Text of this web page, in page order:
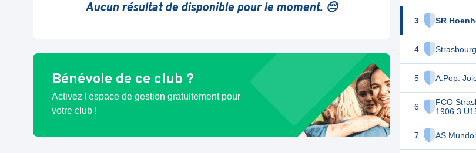
Aucun résultat de disponible pour le moment. 😔
Bénévole de ce club ?
Activez l'espace de gestion gratuitement pour
votre club !
3 SR
4
5 A.Pop.
6
FCO
1906 3
7 AS